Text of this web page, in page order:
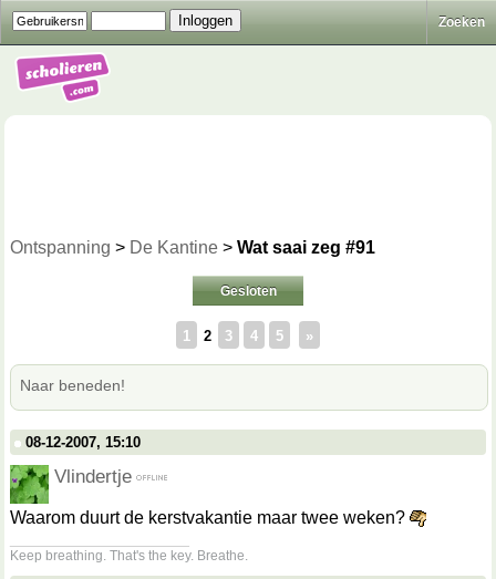
Zoeken
Ontspanning > De Kantine > Wat saai zeg #91
Gesloten
1 2 3 4 5 »
Naar beneden!
08-12-2007, 15:10
Vlindertje
Waarom duurt de kerstvakantie maar twee weken?
Keep breathing. That's the key. Breathe.